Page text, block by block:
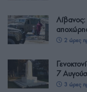
Λίβανος:
2 ώρες
7
3 ώρες